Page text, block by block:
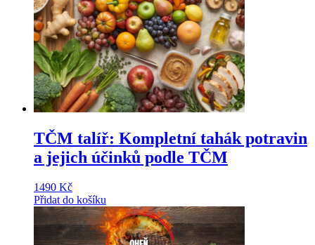
TČM talíř: Kompletní tahák potravin
a jejich účinků podle TČM
1490 Kč
Přidat do košíku